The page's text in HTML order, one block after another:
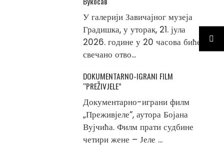
У галерији Завичајног музеја
Градишка, у уторак, 21. јула
2026. године у 20 часова биће
свечано отво...
DOKUMENTARNO-IGRANI FILM
“PREŽIVJELE”
Документарно-играни филм
„Преживјеле“, аутора Бојана
Вујчића. Филм прати судбине
четири жене – Јеле ...